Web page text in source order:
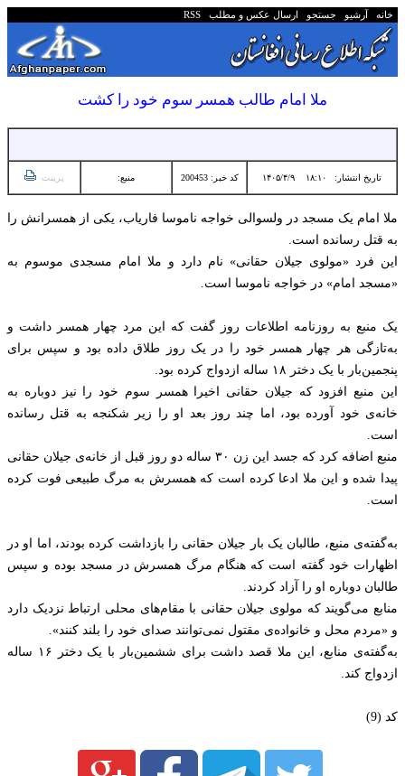
خانه آرشیو جستجو ارسال عکس و مطلب RSS
ملا امام طالب همسر سوم خود را کشت
تاریخ انتشار: ۱۸:۱۰ ۱۴۰۵/۴/۹ کد خبر: 200453 منبع: پرینت
ملا امام یک مسجد در ‏ولسوالی خواجه ناموسا فاریاب، یکی از همسرانش را
به قتل رسانده ‏است.‏
این فرد «مولوی جیلان حقانی» نام دارد و ‏ملا امام مسجدی موسوم به
«مسجد امام» در خواجه ناموسا ‏است.‏
یک منبع به روزنامه اطلاعات روز گفت که این مرد چهار ‏همسر داشت و
به‌تازگی هر چهار همسر خود را در یک روز ‏طلاق داده بود و سپس برای
پنجمین‌بار با یک دختر ۱۸ ساله ازدواج کرده بود.‏
این منبع افزود که جیلان حقانی اخیرا همسر سوم خود را ‏نیز دوباره به
خانه‌ی خود آورده بود، اما چند روز بعد او را ‏زیر شکنجه به قتل رسانده
است.‏
منبع اضافه کرد که جسد این زن ۳۰ ساله دو روز قبل از خانه‌ی جیلان حقانی
پیدا شده و این ملا ادعا کرده است که همسرش به مرگ طبیعی فوت کرده
است.
به‌گفته‌ی منبع، طالبان یک بار جیلان حقانی را بازداشت کرده بودند، اما او در
اظهارات خود گفته است که هنگام مرگ همسرش در مسجد بوده و سپس
طالبان دوباره او را آزاد کردند.
منابع می‌گویند که مولوی جیلان حقانی با مقام‌های محلی ارتباط ‏نزدیک دارد
و «مردم محل و خانواده‌ی مقتول نمی‌توانند ‏صدای خود را بلند کنند».‏
به‌گفته‌ی منابع، این ملا قصد داشت برای ششمین‌بار با یک دختر ۱۶ ساله
ازدواج کند.
کد (9)